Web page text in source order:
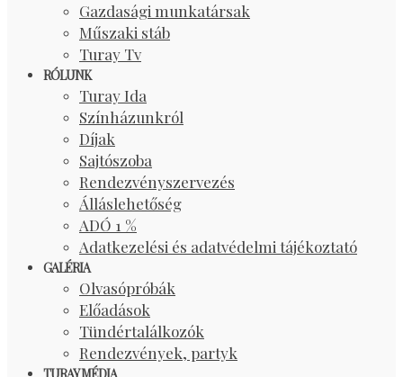
Gazdasági munkatársak
Műszaki stáb
Turay Tv
RÓLUNK
Turay Ida
Színházunkról
Díjak
Sajtószoba
Rendezvényszervezés
Álláslehetőség
ADÓ 1 %
Adatkezelési és adatvédelmi tájékoztató
GALÉRIA
Olvasópróbák
Előadások
Tündértalálkozók
Rendezvények, partyk